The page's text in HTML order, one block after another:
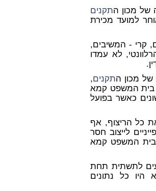
מכון התקנים
ינואר 2012, אשר הינו מאוחר למועד מכירת
קרי - המשיבים,
לא עמדו
מכון התקנים,
בית המשפט קמא
כאשר בפועל
כל הריצוף, אף
לייצוב חסר
בית המשפט קמא
לתשתית תחת
כל נתונים